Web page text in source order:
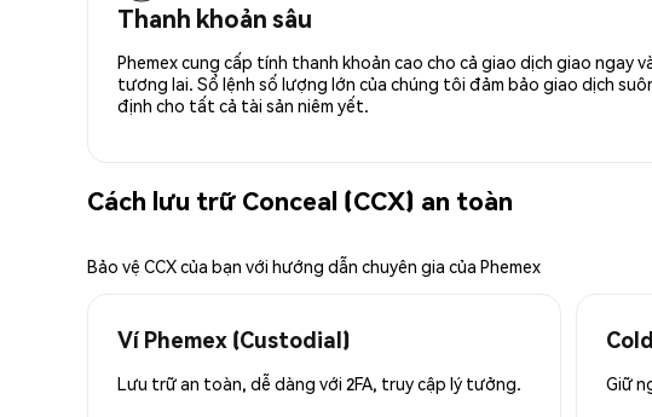
Thanh khoản sâu
Phemex cung cấp tính thanh khoản cao cho cả giao dịch giao ngay
tương lai. Sổ lệnh số lượng lớn của chúng tôi đảm bảo giao dịch
định cho tất cả tài sản niêm yết.
Cách lưu trữ Conceal (CCX) an toàn
Bảo vệ CCX của bạn với hướng dẫn chuyên gia của Phemex
Ví Phemex (Custodial)
Lưu trữ an toàn, dễ dàng với 2FA, truy cập lý tưởng. Giữ